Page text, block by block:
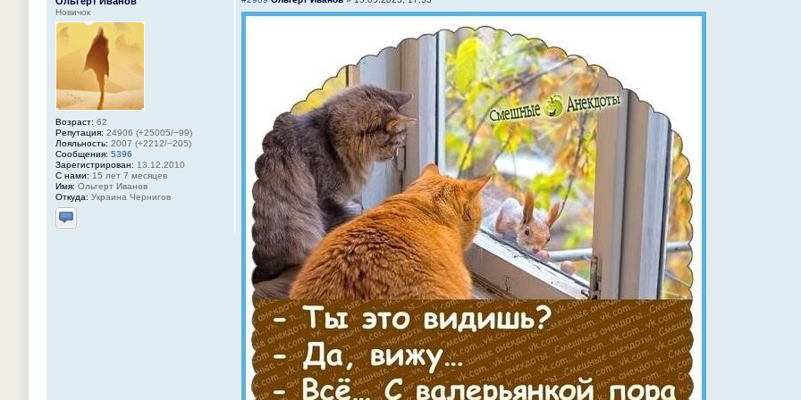
Новичок
Возраст: 62
Репутация: 24906 (+25005/−99)
Лояльность: 2007 (+2212/−205)
Сообщения: 5396
Зарегистрирован: 13.12.2010
С нами: 15 лет 7 месяцев
Имя: Ольгерт Иванов
Откуда: Украина Чернигов
Отправить личное сообщение